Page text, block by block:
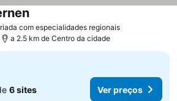
com especialidades regionais
a 2.5 km de Centro da cidade
6 sites Ver preços